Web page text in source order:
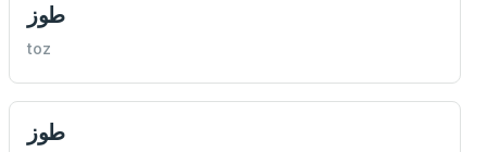
طوز
toz
طوز